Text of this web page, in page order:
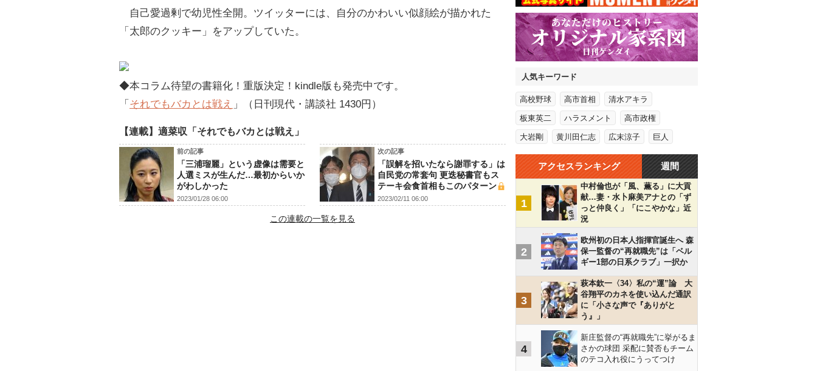
自己愛過剰で幼児性全開。ツイッターには、自分のかわいい似顔絵が描かれた
「太郎のクッキー」をアップしていた。
◆本コラム待望の書籍化！重版決定！kindle版も発売中です。
「 それでもバカとは戦え 」（日刊現代・講談社 1430円）
【連載】適菜収「それでもバカとは戦え」
前の記事
「三浦瑠麗」という虚像は需要と
人選ミスが生んだ…最初からいか
がわしかった
2023/01/28 06:00
次の記事
「誤解を招いたなら謝罪する」は
自民党の常套句 更迭秘書官もス
テーキ会食首相もこのパターン
2023/02/11 06:00
この連載の一覧を見る
人気キーワード
高校野球 高市首相 清水アキラ
板東英二 ハラスメント 高市政権
大岩剛 黄川田仁志 広末涼子 巨人
アクセスランキング 週間
1
中村倫也が「風、薫る」に大貢
献…妻・水卜麻美アナとの「ず
っと仲良く」「にこやかな」近
況
2
欧州初の日本人指揮官誕生へ 森
保一監督の“再就職先”は「ベル
ギー1部の日系クラブ」一択か
3
萩本欽一〈34〉私の“運”論 大
谷翔平のカネを使い込んだ通訳
に「小さな声で『ありがと
う』」
4
新庄監督の“再就職先”に挙がるま
さかの球団 采配に賛否もチーム
のテコ入れ役にうってつけ